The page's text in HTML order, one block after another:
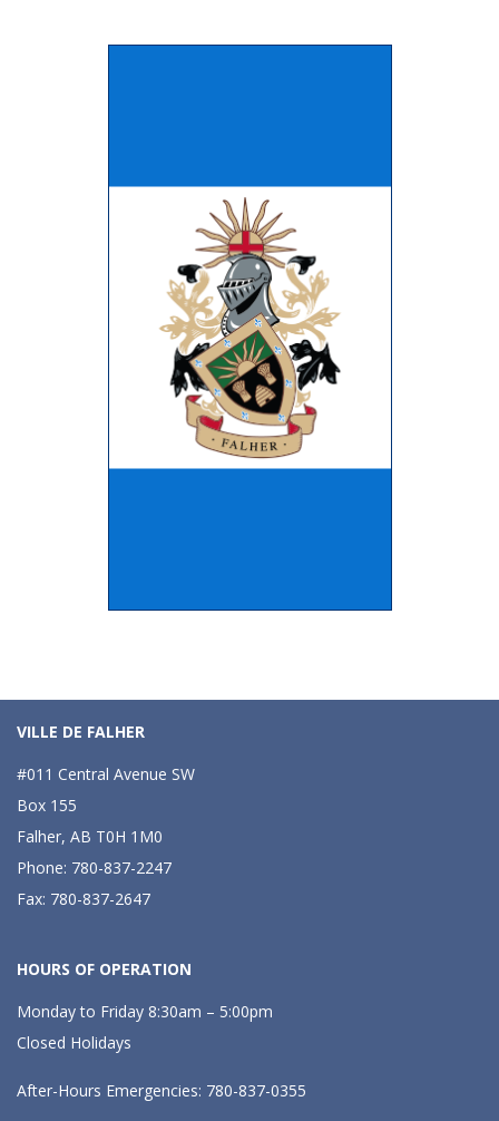
VILLE DE FALHER
#011 Central Avenue SW
Box 155
Falher, AB T0H 1M0
Phone: 780-837-2247
Fax: 780-837-2647
HOURS OF OPERATION
Monday to Friday 8:30am – 5:00pm
Closed Holidays
After-Hours Emergencies: 780-837-0355